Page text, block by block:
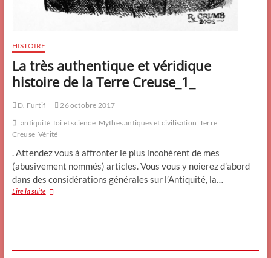
HISTOIRE
La très authentique et véridique
histoire de la Terre Creuse_1_
D. Furtif
26 octobre 2017
antiquité foi et science Mythes antiques et civilisation Terre
Creuse Vérité
. Attendez vous à affronter le plus incohérent de mes
(abusivement nommés) articles. Vous vous y noierez d’abord
dans des considérations générales sur l’Antiquité, la…
Lire la suiteLa